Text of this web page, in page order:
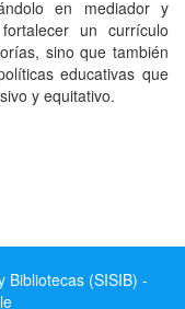
en mediador y
un currículo
sino que también
educativas que
y equitativo.
Bibliotecas (SISIB) -